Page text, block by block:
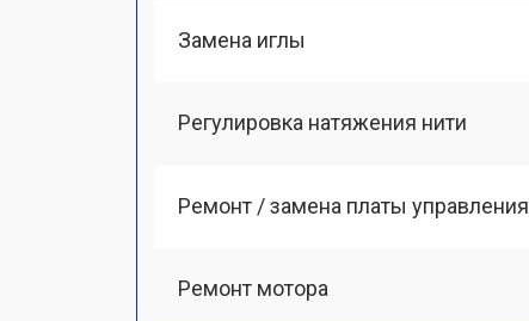
Замена иглы
Регулировка натяжения нити
Ремонт / замена платы управления
Ремонт мотора